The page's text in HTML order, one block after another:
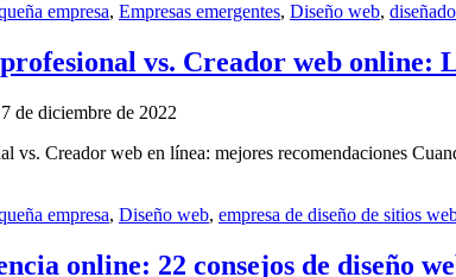
empresa, Empresas emergentes, Diseño web,
vs. Creador web online:
7 de diciembre de 2022
vs. Creador web en línea: mejores recomendaciones
empresa, Diseño web, empresa de diseño de sitios
online: 22 consejos de diseño